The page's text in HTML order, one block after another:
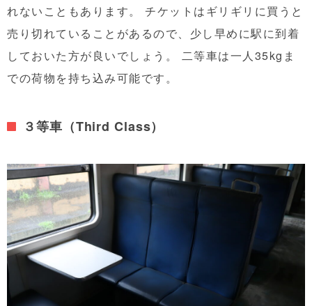
れないこともあります。 チケットはギリギリに買うと
売り切れていることがあるので、少し早めに駅に到着
しておいた方が良いでしょう。 二等車は一人35kgま
での荷物を持ち込み可能です。
３等車（Third Class）